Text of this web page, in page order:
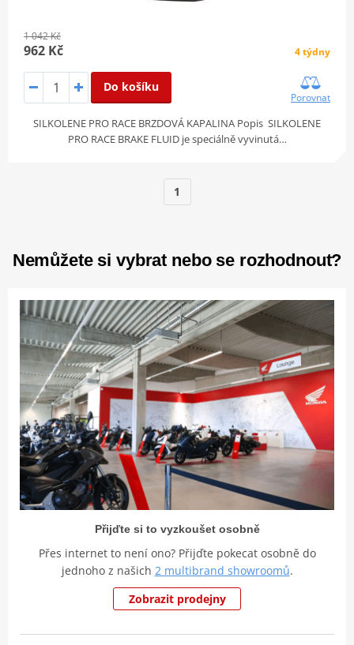
1 042 Kč
962 Kč 4 týdny
Do košíku
Porovnat
SILKOLENE PRO RACE BRZDOVÁ KAPALINA Popis SILKOLENE
PRO RACE BRAKE FLUID je speciálně vyvinutá…
1
Nemůžete si vybrat nebo se rozhodnout?
Přijďte si to vyzkoušet osobně
Přes internet to není ono? Přijďte pokecat osobně do
jednoho z našich 2 multibrand showroomů.
Zobrazit prodejny